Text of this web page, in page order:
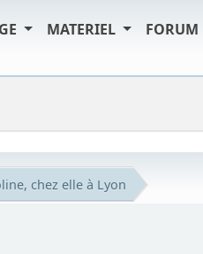
MATERIEL FORUM
chez elle à Lyon